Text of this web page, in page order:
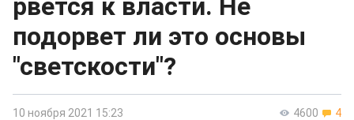
рвется к власти. Не
подорвет ли это основы
"светскости"?
4600 4
10 ноября 2021 15:23